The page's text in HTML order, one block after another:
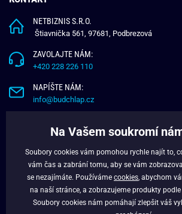
NETBIZNIS S.R.O.
Štiavnička 561, 97681, Podbrezová
ZAVOLAJTE NÁM:
+420 228 226 110
NAPÍŠTE NÁM:
info@budchlap.cz
VĚRNOSTNÍ PROGRAM
FACEBOOK
Na Vašem soukromí
Soubory cookies vám pomohou rychle najít to,
vám čas a zabrání tomu, aby se vám
se nezajímáte. Používáme cookies , abychom
na naší stránce, a zobrazujeme produkty
Soubory cookies nám pomáhají zlepšit váš